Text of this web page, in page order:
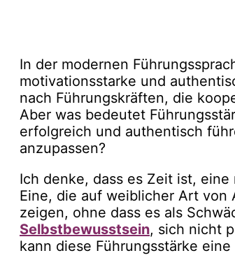
In der modernen
motivationsstarke und
nach Führungskräften, die
Aber was bedeutet
erfolgreich und authentisch
anzupassen?
Ich denke, dass es Zeit ist,
Eine, die auf weiblicher Art
zeigen, ohne dass es als
Selbstbewusstsein, sich nicht
kann diese Führungsstärke eine